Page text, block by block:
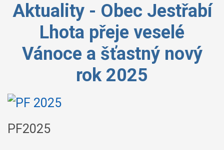
Aktuality - Obec Jestřabí
Lhota přeje veselé
Vánoce a šťastný nový
rok 2025
PF2025